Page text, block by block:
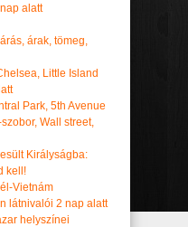
alatt
árak, tömeg,
Little Island
Park, 5th Avenue
Wall street,
Királyságba:
kell!
Vietnám
látnivalói 2 nap alatt
helyszínei